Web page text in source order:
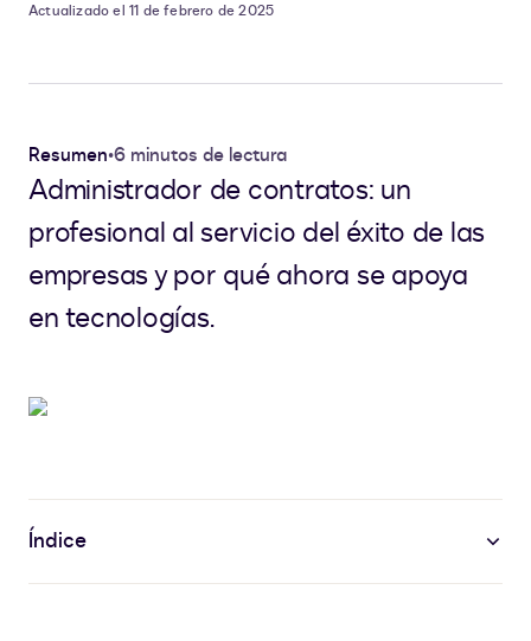
Actualizado el 11 de febrero de 2025
Resumen•6 minutos de lectura
Administrador de contratos: un
profesional al servicio del éxito de las
empresas y por qué ahora se apoya
en tecnologías.
Índice